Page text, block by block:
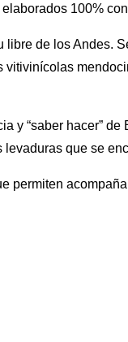
100%
de los Andes.
y “saber hacer”
que se
permiten